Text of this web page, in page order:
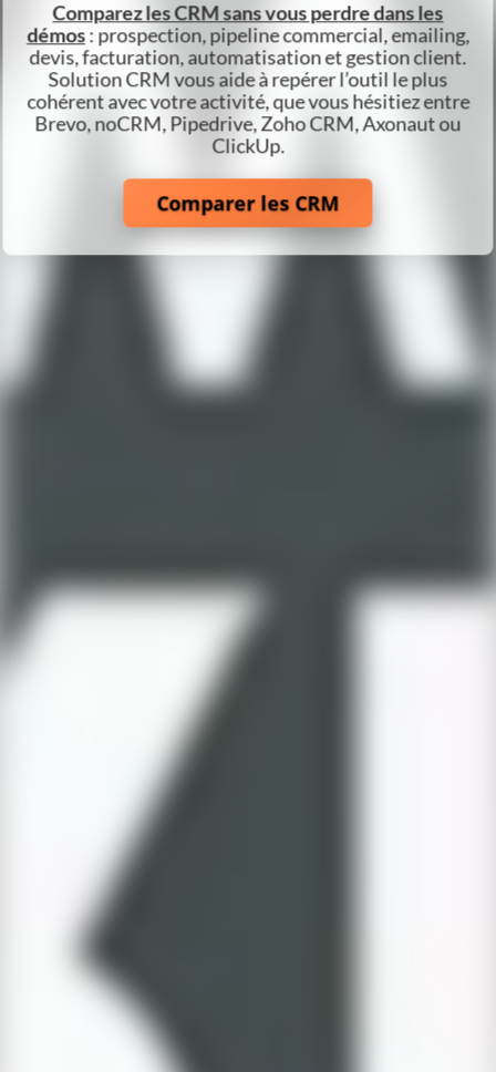
Comparez les CRM sans vous perdre dans les
démos: prospection, pipeline commercial, emailing,
devis, facturation, automatisation et gestion client.
Solution CRM vous aide à repérer l’outil le plus
cohérent avec votre activité, que vous hésitiez entre
Brevo, noCRM, Pipedrive, Zoho CRM, Axonaut ou
ClickUp.
Comparer les CRM